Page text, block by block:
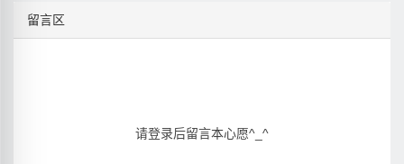
留言区
请登录后留言本心愿^_^